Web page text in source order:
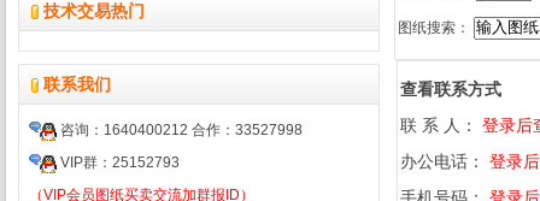
技术交易热门
联系我们
咨询： 1640400212 合作：33527998
VIP群：25152793
（VIP会员图纸买卖交流加群报ID）
图纸搜索：
查看联系方式
联 系 人： 登录后
办公电话： 登录